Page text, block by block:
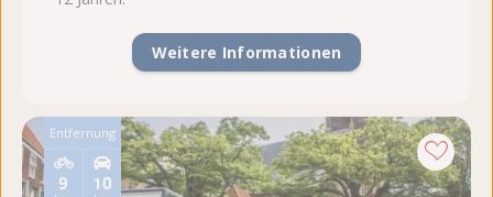
Weitere Informationen
Entfernung
10
9